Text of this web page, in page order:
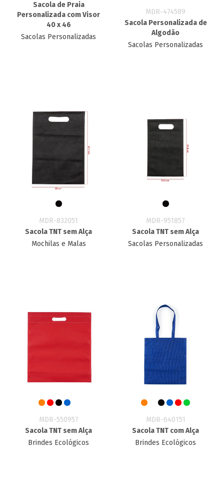
Sacola de Praia
Personalizada com Visor
40 x 46
Sacolas Personalizadas
MDR-474589
Sacola Personalizada de
Algodão
Sacolas Personalizadas
MDR-832051
Sacola TNT sem Alça
Mochilas e Malas
MDR-951857
Sacola TNT sem Alça
Sacolas Personalizadas
MDR-550957
Sacola TNT sem Alça
Brindes Ecológicos
MDR-640151
Sacola TNT com Alça
Brindes Ecológicos